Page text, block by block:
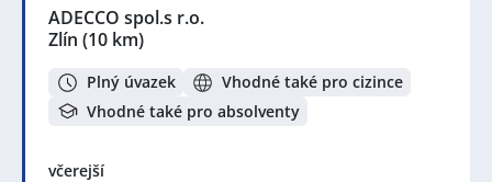
ADECCO spol.s r.o.
Zlín (10 km)
Plný úvazek
Vhodné také pro cizince
Vhodné také pro absolventy
včerejší